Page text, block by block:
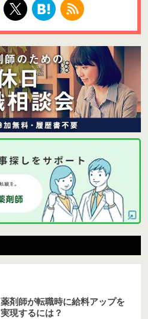
薬剤師が転職時に給料アップを
実現するには？